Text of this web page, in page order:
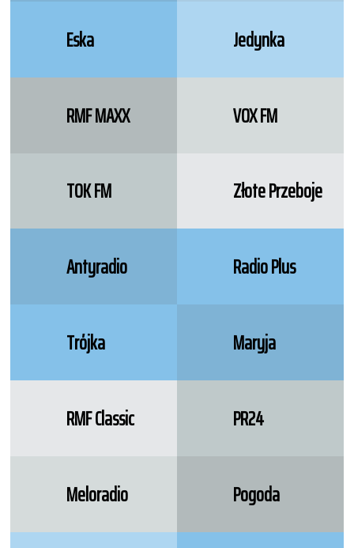
Eska Jedynka
RMF MAXX VOX FM
TOK FM Złote Przeboje
Antyradio Radio Plus
Trójka Maryja
RMF Classic PR24
Meloradio Pogoda